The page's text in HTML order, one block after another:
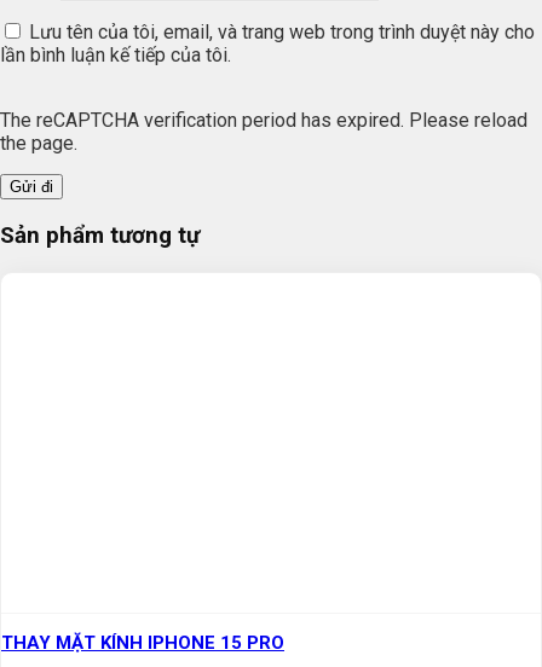
Lưu tên của tôi, email, và trang web trong trình duyệt này cho
lần bình luận kế tiếp của tôi.
The reCAPTCHA verification period has expired. Please reload
the page.
Sản phẩm tương tự
THAY MẶT KÍNH IPHONE 15 PRO